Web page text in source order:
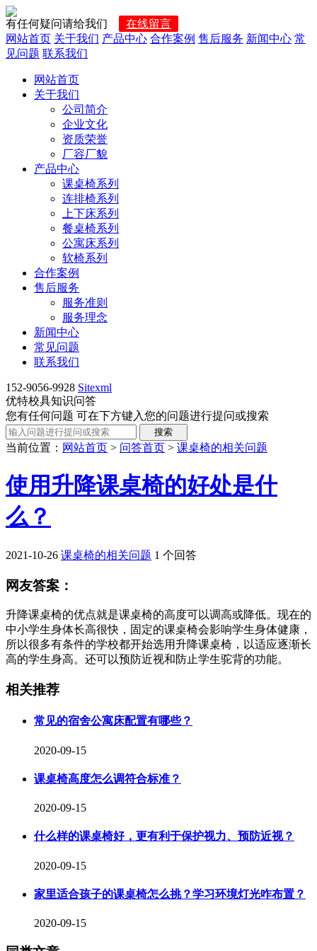
有任何疑问请给我们
在线留言
网站首页 关于我们 产品中心 合作案例 售后服务 新闻中心 常
见问题 联系我们
网站首页
关于我们
公司简介
企业文化
资质荣誉
厂容厂貌
产品中心
课桌椅系列
连排椅系列
上下床系列
餐桌椅系列
公寓床系列
软椅系列
合作案例
售后服务
服务准则
服务理念
新闻中心
常见问题
联系我们
152-9056-9928 Sitexml
优特校具知识问答
您有任何问题 可在下方键入您的问题进行提问或搜索
当前位置： 网站首页 > 问答首页 > 课桌椅的相关问题
使用升降课桌椅的好处是什
么？
2021-10-26 课桌椅的相关问题 1 个回答
网友答案：
升降课桌椅的优点就是课桌椅的高度可以调高或降低。现在的
中小学生身体长高很快，固定的课桌椅会影响学生身体健康，
所以很多有条件的学校都开始选用升降课桌椅，以适应逐渐长
高的学生身高。还可以预防近视和防止学生驼背的功能。
相关推荐
常见的宿舍公寓床配置有哪些？
2020-09-15
课桌椅高度怎么调符合标准？
2020-09-15
什么样的课桌椅好，更有利于保护视力、预防近视？
2020-09-15
家里适合孩子的课桌椅怎么挑？学习环境灯光咋布置？
2020-09-15